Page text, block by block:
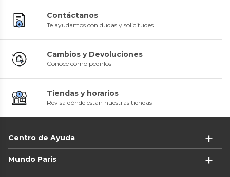
Contáctanos
Te ayudamos con dudas y solicitudes
Cambios y Devoluciones
Conoce cómo pedirlos
Tiendas y horarios
Revisa dónde están nuestras tiendas
Centro de Ayuda
Mundo Paris